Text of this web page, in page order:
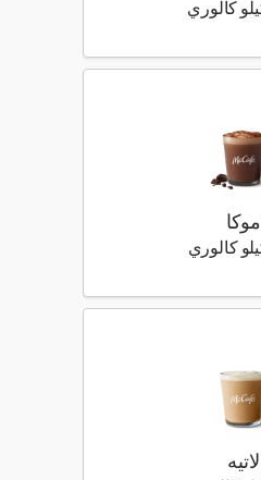
343 كيلو سعرة حرارية
موكا
لاتيه